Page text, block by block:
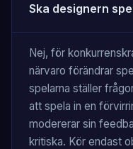
Ska designern
Nej, för
närvaro förändrar
spelarna ställer
att spela in en
modererar sin
kritiska. Kör endast